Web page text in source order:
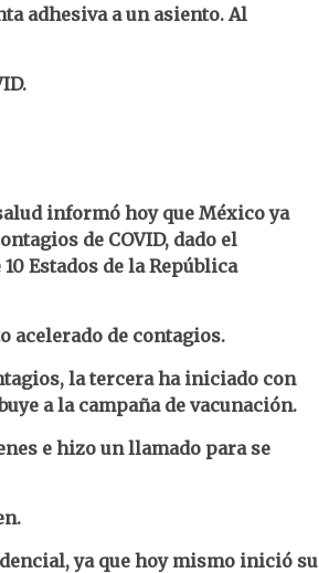
adhesiva a un asiento. Al
informó hoy que México ya
de COVID, dado el
Estados de la República
acelerado de contagios.
la tercera ha iniciado con
a la campaña de vacunación.
e hizo un llamado para se
ya que hoy mismo inició su